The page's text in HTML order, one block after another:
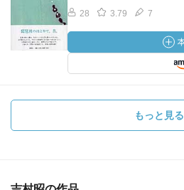
28 3.79 7
もっと見る